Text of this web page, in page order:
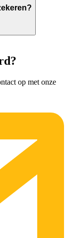
op met onze